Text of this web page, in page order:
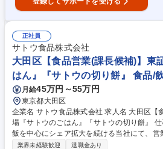
正社員
サトウ食品株式会社
大田区【食品営業(課長候補)】東
はん』『サトウの切り餅』 食品/
月給45万円～55万円
東京都大田区
企業名 サトウ食品株式会社 求人名 大田区【食品営業(課長候補)】東証S上
場『サトウのごはん』『サトウの切り餅』 仕事の内容 高品質なパックご
飯を中心にシェア拡大を続ける当社にて、
卸店や小売店に対して同社製品の取扱促進や
業界未経験歓迎 退職金あり